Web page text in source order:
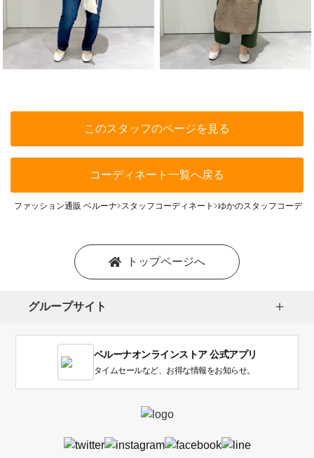
このスタッフのページを見る
コーディネート一覧へ戻る
ファッション通販 ベルーナ スタッフコーディネート ゆかのスタッフコーディ
トップページへ
グループサイト
ベルーナオンラインストア 公式アプリ
タイムセールなど、お得な情報をお知らせ。